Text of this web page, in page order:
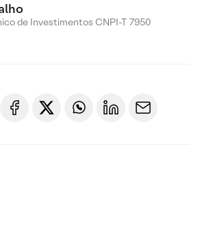
de Investimentos CNPI-T 7950